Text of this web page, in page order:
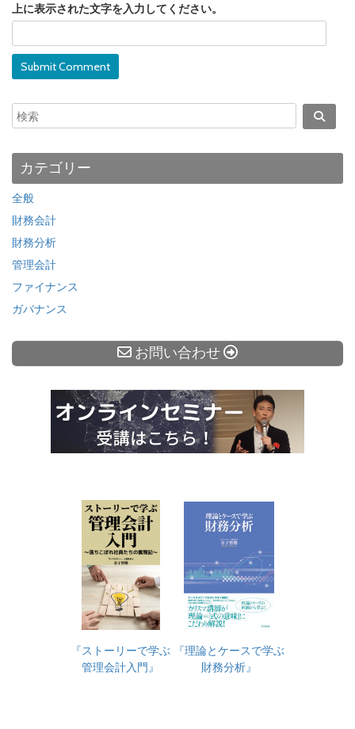
上に表示された文字を入力してください。
カテゴリー
全般
財務会計
財務分析
管理会計
ファイナンス
ガバナンス
お問い合わせ
『ストーリーで学ぶ
管理会計入門』
『理論とケースで学ぶ
財務分析』